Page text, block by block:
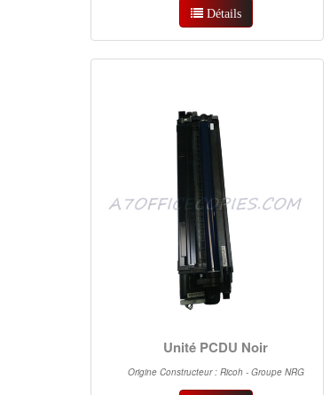
Détails
Unité PCDU Noir
Origine Constructeur : Ricoh - Groupe NRG